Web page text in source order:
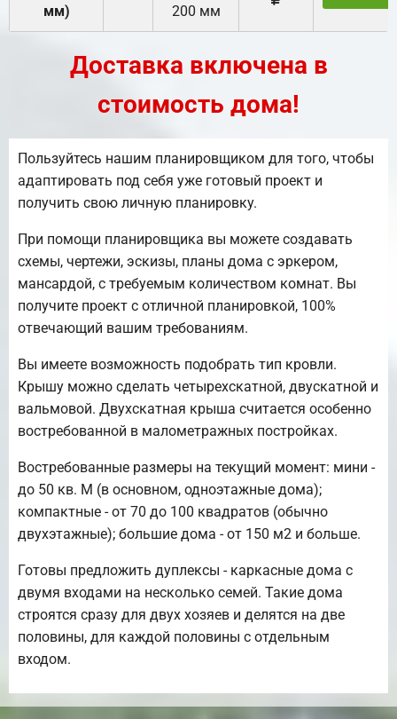
мм)
200 мм
Доставка включена в
стоимость дома!
Пользуйтесь нашим планировщиком для того, чтобы
адаптировать под себя уже готовый проект и
получить свою личную планировку.
При помощи планировщика вы можете создавать
схемы, чертежи, эскизы, планы дома с эркером,
мансардой, с требуемым количеством комнат. Вы
получите проект с отличной планировкой, 100%
отвечающий вашим требованиям.
Вы имеете возможность подобрать тип кровли.
Крышу можно сделать четырехскатной, двускатной и
вальмовой. Двухскатная крыша считается особенно
востребованной в малометражных постройках.
Востребованные размеры на текущий момент: мини -
до 50 кв. М (в основном, одноэтажные дома);
компактные - от 70 до 100 квадратов (обычно
двухэтажные); большие дома - от 150 м2 и больше.
Готовы предложить дуплексы - каркасные дома с
двумя входами на несколько семей. Такие дома
строятся сразу для двух хозяев и делятся на две
половины, для каждой половины с отдельным
входом.